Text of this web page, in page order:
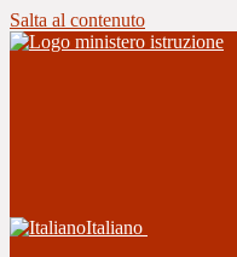
Salta al contenuto
Italiano